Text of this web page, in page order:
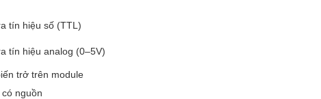
tín hiệu số (TTL)
tín hiệu analog (0–5V)
trở trên module
có nguồn